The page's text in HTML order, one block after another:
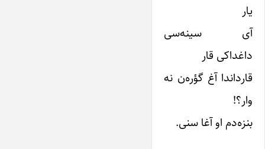
یار
آی سینه‌سی
داغداکی قار
قارداندا آغ گؤره‌ن نه
وار؟!
بنزه‌دم او آغا سنی.